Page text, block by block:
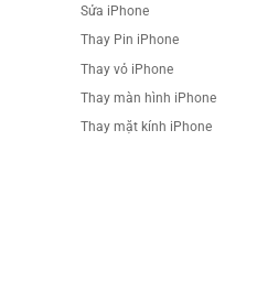
Sửa iPhone
Thay Pin iPhone
Thay vỏ iPhone
Thay màn hình iPhone
Thay mặt kính iPhone